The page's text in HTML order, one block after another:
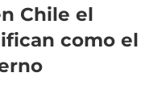
Chile el
como el